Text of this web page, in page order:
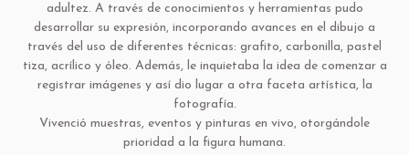
adultez. A través de conocimientos y herramientas pudo
desarrollar su expresión, incorporando avances en el dibujo a
través del uso de diferentes técnicas: grafito, carbonilla, pastel
tiza, acrílico y óleo. Además, le inquietaba la idea de comenzar a
registrar imágenes y así dio lugar a otra faceta artística, la
fotografía.
Vivenció muestras, eventos y pinturas en vivo, otorgándole
prioridad a la figura humana.